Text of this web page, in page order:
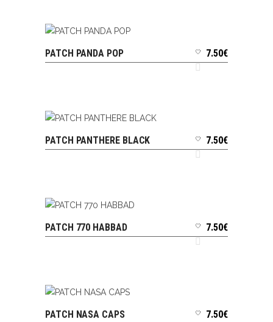
AJOUTER AU PANIER
PATCH PANDA POP 7.50€
AJOUTER AU PANIER
PATCH PANTHERE BLACK 7.50€
AJOUTER AU PANIER
PATCH 770 HABBAD 7.50€
AJOUTER AU PANIER
PATCH NASA CAPS 7.50€